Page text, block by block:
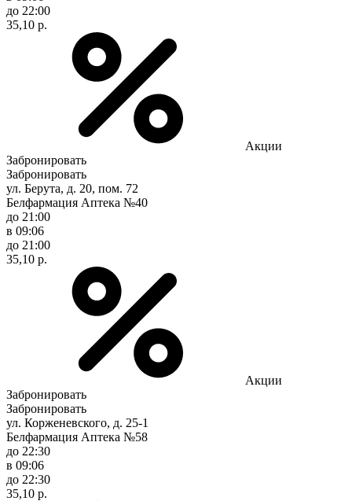
до 22:00
35,10 р.
Акции
Забронировать
Забронировать
ул. Берута, д. 20, пом. 72
Белфармация Аптека №40
до 21:00
в 09:06
до 21:00
35,10 р.
Акции
Забронировать
Забронировать
ул. Корженевского, д. 25-1
Белфармация Аптека №58
до 22:30
в 09:06
до 22:30
35,10 р.